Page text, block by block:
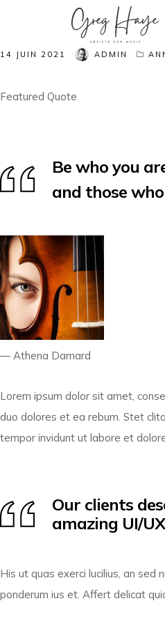
14 JUIN 2021 ADMIN
Featured Quote
Be who you
and those
Athena Damard
Lorem ipsum dolor sit amet,
duo dolores et ea rebum. Stet
tempor invidunt ut labore et
Our clients
amazing UI/
His ut quas exerci lucilius, an sed
ponderum ius et. Affert delicat